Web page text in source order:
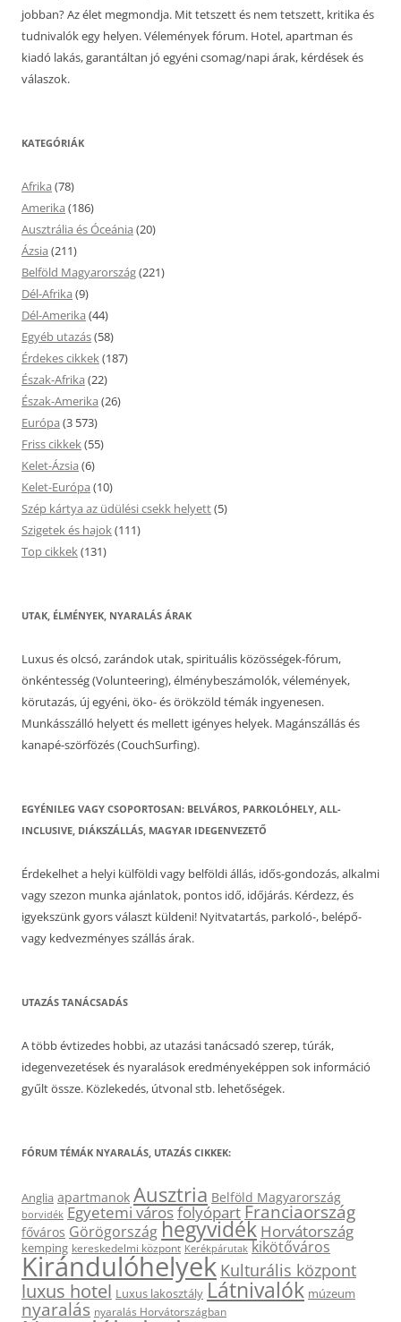
jobban? Az élet megmondja. Mit tetszett és nem tetszett, kritika és
tudnivalók egy helyen. Vélemények fórum. Hotel, apartman és
kiadó lakás, garantáltan jó egyéni csomag/napi árak, kérdések és
válaszok.
KATEGÓRIÁK
Afrika (78)
Amerika (186)
Ausztrália és Óceánia (20)
Ázsia (211)
Belföld Magyarország(221)
Dél-Afrika (9)
Dél-Amerika (44)
Egyéb utazás(58)
Érdekes cikkek(187)
Észak-Afrika (22)
Észak-Amerika (26)
Európa (3 573)
Friss cikkek(55)
Kelet-Ázsia (6)
Kelet-Európa (10)
Szép kártya az üdülési csekk helyett(5)
Szigetek és hajok(111)
Top cikkek(131)
UTAK, ÉLMÉNYEK, NYARALÁS ÁRAK
Luxus és olcsó, zarándok utak, spirituális közösségek-fórum,
önkéntesség (Volunteering), élménybeszámolók, vélemények,
körutazás, új egyéni, öko- és örökzöld témák ingyenesen.
Munkásszálló helyett és mellett igényes helyek. Magánszállás és
kanapé-szörfözés (CouchSurfing).
EGYÉNILEG VAGY CSOPORTOSAN: BELVÁROS, PARKOLÓHELY, ALL-
INCLUSIVE, DIÁKSZÁLLÁS, MAGYAR IDEGENVEZETŐ
Érdekelhet a helyi külföldi vagy belföldi állás, idős-gondozás, alkalmi
vagy szezon munka ajánlatok, pontos idő, időjárás. Kérdezz, és
igyekszünk gyors választ küldeni! Nyitvatartás, parkoló-, belépő-
vagy kedvezményes szállás árak.
UTAZÁS TANÁCSADÁS
A több évtizedes hobbi, az utazási tanácsadó szerep, túrák,
idegenvezetések és nyaralások eredményeképpen sok információ
gyűlt össze. Közlekedés, útvonal stb. lehetőségek.
FÓRUM TÉMÁK NYARALÁS, UTAZÁS CIKKEK:
Anglia apartmanok Ausztria Belföld Magyarország
borvidék Egyetemi városfolyópartFranciaország
főváros Görögországhegyvidék Horvátország
kemping kereskedelmi központ Kerékpárutak kikötőváros
Kirándulóhelyek Kulturális központ
luxus hotel Luxus lakosztály Látnivalók múzeum
nyaralás nyaralás Horvátországban